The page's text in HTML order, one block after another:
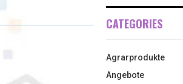
CATEGORIES
Agrarprodukte
Angebote